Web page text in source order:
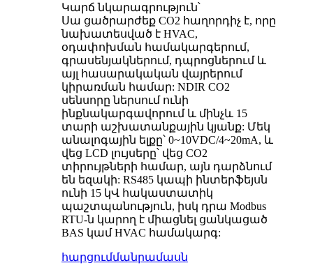
Կարճ նկարագրություն՝
Սա ցածրարժեք CO2 հաղորդիչ է, որը
նախատեսված է HVAC,
օդափոխման համակարգերում,
գրասենյակներում, դպրոցներում և
այլ հասարակական վայրերում
կիրառման համար: NDIR CO2
սենսորը ներսում ունի
ինքնակարգավորում և մինչև 15
տարի աշխատանքային կյանք: Մեկ
անալոգային ելքը՝ 0~10VDC/4~20mA, և
վեց LCD լույսերը՝ վեց CO2
տիրույթների համար, այն դարձնում
են եզակի: RS485 կապի ինտերֆեյսն
ունի 15 կՎ հակաստատիկ
պաշտպանություն, իսկ դրա Modbus
RTU-ն կարող է միացնել ցանկացած
BAS կամ HVAC համակարգ:
հարցումմանրամասն